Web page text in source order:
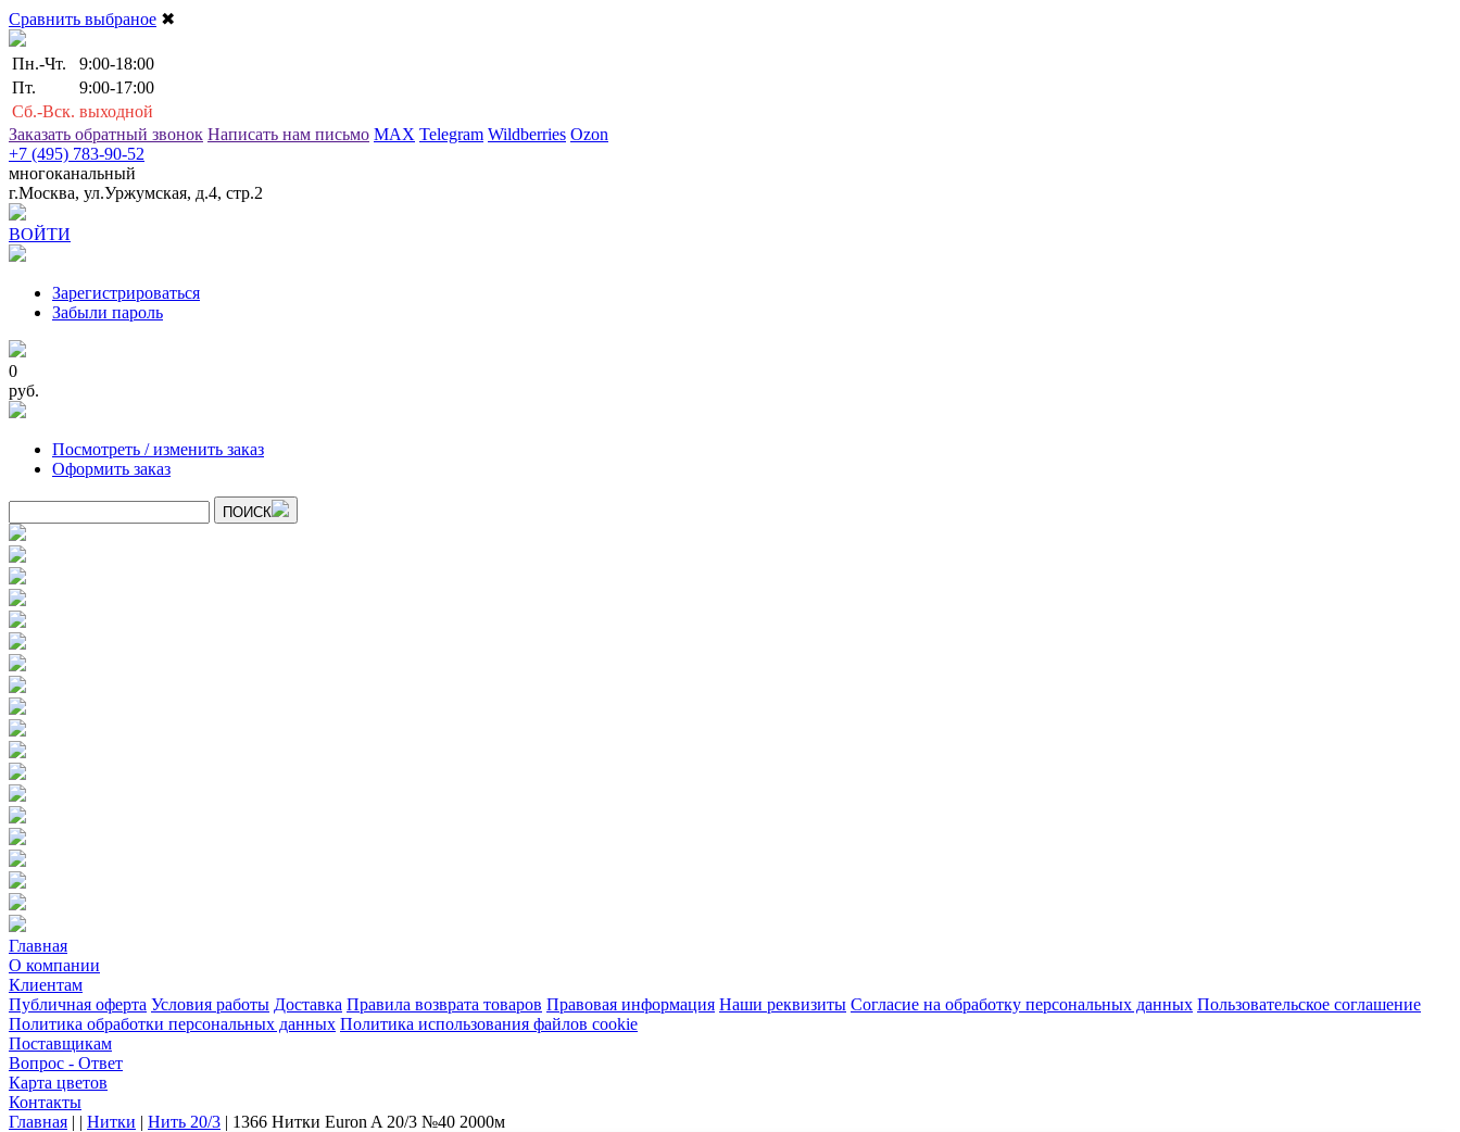
Сравнить выбраное ✖
Пн.-Чт.
9:00-18:00
Пт.
9:00-17:00
Сб.-Вск. выходной
Заказать обратный звонок Написать нам письмо MAX Telegram Wildberries Ozon
+7 (495) 783-90-52
многоканальный
г.Москва, ул.Уржумская, д.4, стр.2
ВОЙТИ
Зарегистрироваться
Забыли пароль
0
руб.
Посмотреть / изменить заказ
Оформить заказ
ПОИСК
Главная
О компании
Клиентам
Публичная оферта Условия работы Доставка Правила возврата товаров Правовая информация Наши реквизиты Согласие на обработку персональных данных Пользовательское соглашение
Политика обработки персональных данных Политика использования файлов cookie
Поставщикам
Вопрос - Ответ
Карта цветов
Контакты
Главная | | Нитки | Нить 20/3 | 1366 Нитки Euron A 20/3 №40 2000м